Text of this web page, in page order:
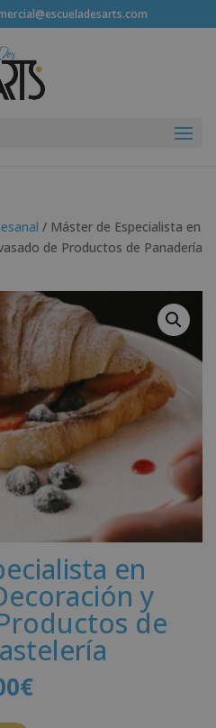
/ Máster de Especialista en
de Productos de Panadería
en
y
de
€El